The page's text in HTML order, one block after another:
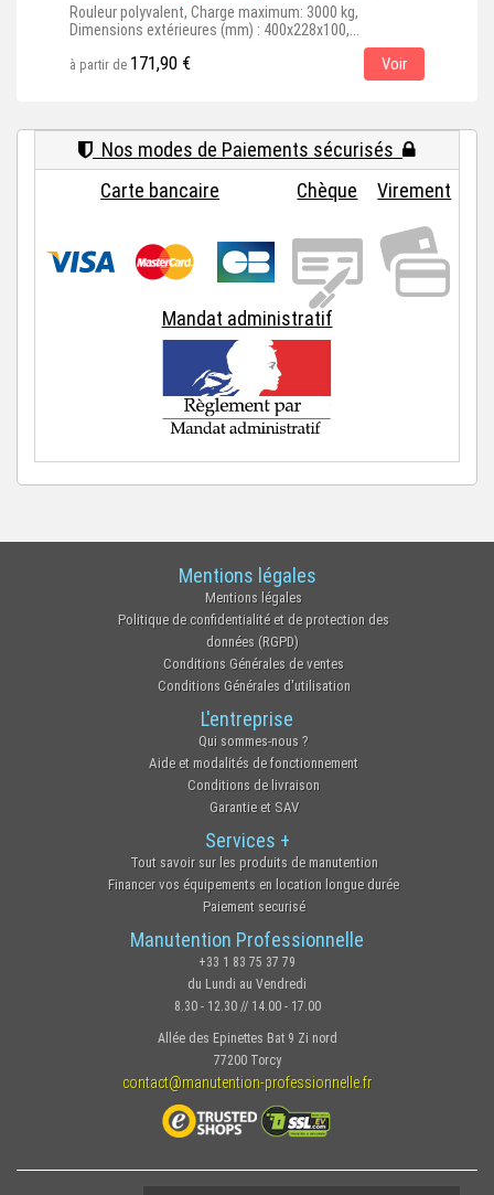
Rouleur polyvalent, Charge maximum: 3000 kg,
Dimensions extérieures (mm) : 400x228x100,...
à partir de 171,90 € Voir
Nos modes de Paiements sécurisés
Carte bancaire
Chèque Virement
Mandat administratif
Mentions légales
Mentions légales
Politique de confidentialité et de protection des
données (RGPD)
Conditions Générales de ventes
Conditions Générales d'utilisation
L'entreprise
Qui sommes-nous ?
Aide et modalités de fonctionnement
Conditions de livraison
Garantie et SAV
Services +
Tout savoir sur les produits de manutention
Financer vos équipements en location longue durée
Paiement securisé
Manutention Professionnelle
+33 1 83 75 37 79
du Lundi au Vendredi
8.30 - 12.30 // 14.00 - 17.00
Allée des Epinettes Bat 9 Zi nord
77200 Torcy
contact@manutention-professionnelle.fr